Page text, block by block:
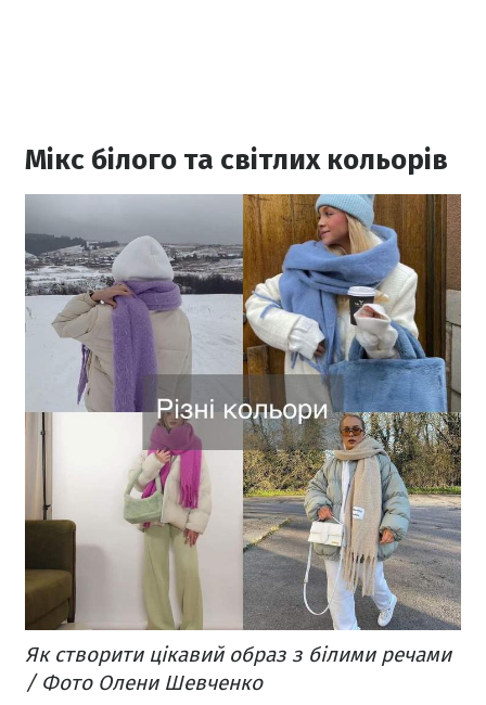
Мікс білого та світлих кольорів
Як створити цікавий образ з білими речами
/ Фото Олени Шевченко